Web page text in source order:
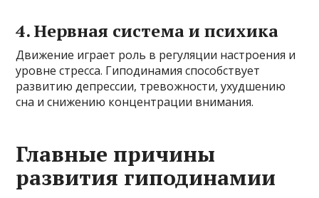
4. Нервная система и психика
Движение играет роль в регуляции настроения и
уровне стресса. Гиподинамия способствует
развитию депрессии, тревожности, ухудшению
сна и снижению концентрации внимания.
Главные причины
развития гиподинамии